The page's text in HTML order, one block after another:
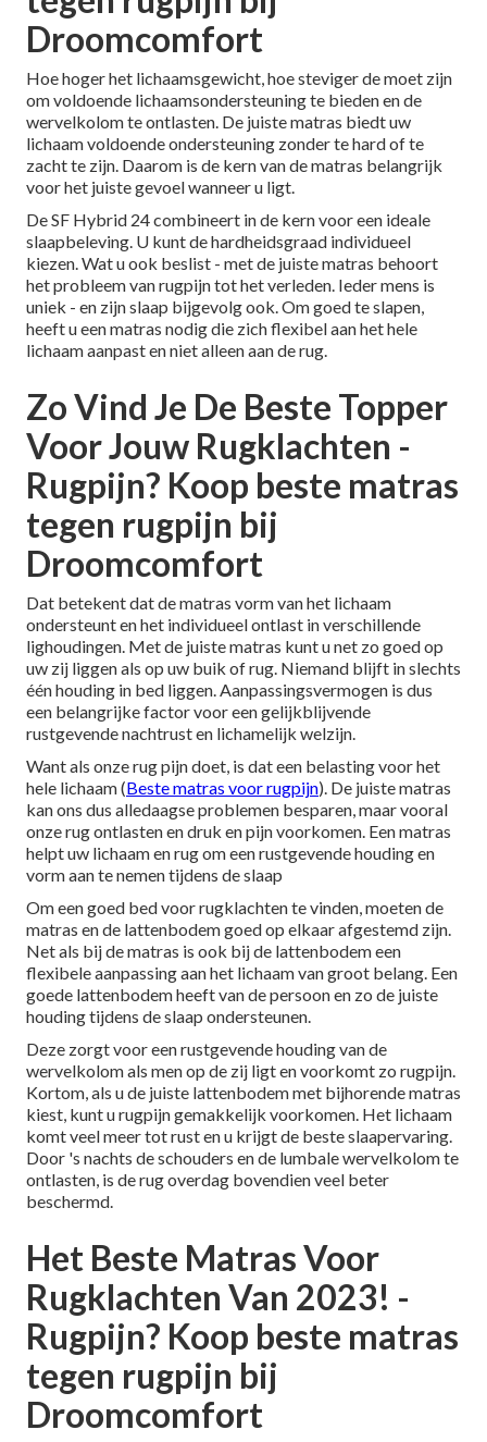
Droomcomfort
Hoe hoger het lichaamsgewicht, hoe steviger de moet zijn
om voldoende lichaamsondersteuning te bieden en de
wervelkolom te ontlasten. De juiste matras biedt uw
lichaam voldoende ondersteuning zonder te hard of te
zacht te zijn. Daarom is de kern van de matras belangrijk
voor het juiste gevoel wanneer u ligt.
DeSF Hybrid 24combineert in de kern voor een ideale
slaapbeleving. U kunt de hardheidsgraad individueel
kiezen. Wat u ook beslist - met de juiste matras behoort
het probleem van rugpijn tot het verleden. Ieder mens is
uniek - en zijn slaap bijgevolg ook. Om goed te slapen,
heeft u een matras nodig die zich flexibel aan het hele
lichaam aanpast en niet alleen aan de rug.
Zo Vind Je De Beste Topper
Voor Jouw Rugklachten -
Rugpijn? Koop beste matras
tegen rugpijn bij
Droomcomfort
Dat betekent dat de matras vorm van het lichaam
ondersteunt en het individueel ontlast in verschillende
lighoudingen. Met de juiste matras kunt u net zo goed op
uw zij liggen als op uw buik of rug. Niemand blijft in slechts
één houding in bed liggen. Aanpassingsvermogen is dus
een belangrijke factor voor een gelijkblijvende
rustgevende nachtrust en lichamelijk welzijn.
Want als onze rug pijn doet, is dat een belasting voor het
hele lichaam (Beste matras voor rugpijn). De juiste matras
kan ons dus alledaagse problemen besparen, maar vooral
onze rug ontlasten en druk en pijn voorkomen. Een matras
helpt uw lichaam en rug om een rustgevende houding en
vorm aan te nemen tijdens de slaap
Om een goed bed voor rugklachten te vinden, moeten de
matras en de lattenbodem goed op elkaar afgestemd zijn.
Net als bij de matras is ook bij de lattenbodem een
flexibele aanpassing aan het lichaam van groot belang. Een
goede lattenbodem heeft van de persoon en zo de juiste
houding tijdens de slaap ondersteunen.
Deze zorgt voor een rustgevende houding van de
wervelkolom als men op de zij ligt en voorkomt zo rugpijn.
Kortom, als ude juiste lattenbodemmet bijhorende matras
kiest, kunt u rugpijn gemakkelijk voorkomen. Het lichaam
komt veel meer tot rust en u krijgt de beste slaapervaring.
Door 's nachts de schouders en de lumbale wervelkolom te
ontlasten, is de rug overdag bovendien veel beter
beschermd.
Het Beste Matras Voor
Rugklachten Van 2023! -
Rugpijn? Koop beste matras
tegen rugpijn bij
Droomcomfort